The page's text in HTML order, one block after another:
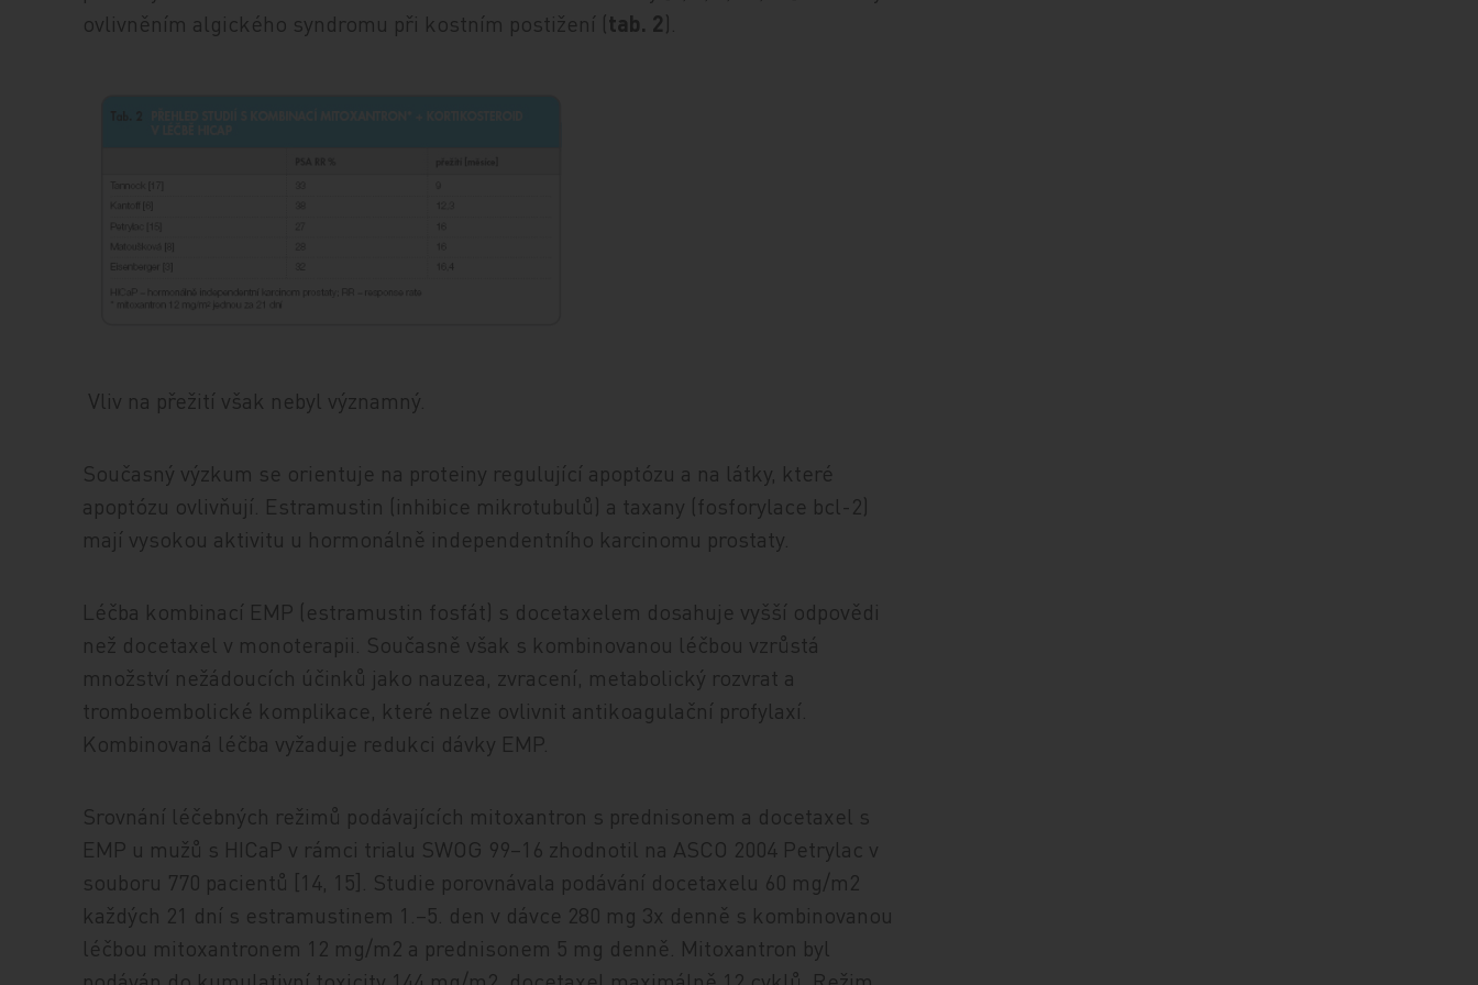
ovlivněním algického syndromu při kostním postižení (tab. 2).
Vliv na přežití však nebyl významný.
Současný výzkum se orientuje na proteiny regulující apoptózu a na látky, které
apoptózu ovlivňují. Estramustin (inhibice mikrotubulů) a taxany (fosforylace bcl-2)
mají vysokou aktivitu u hormonálně independentního karcinomu prostaty.
Léčba kombinací EMP (estramustin fosfát) s docetaxelem dosahuje vyšší odpovědi
než docetaxel v monoterapii. Současně však s kombinovanou léčbou vzrůstá
množství nežádoucích účinků jako nauzea, zvracení, metabolický rozvrat a
tromboembolické komplikace, které nelze ovlivnit antikoagulační profylaxí.
Kombinovaná léčba vyžaduje redukci dávky EMP.
Srovnání léčebných režimů podávajících mitoxantron s prednisonem a docetaxel s
EMP u mužů s HICaP v rámci trialu SWOG 99–16 zhodnotil na ASCO 2004 Petrylac v
souboru 770 pacientů [14, 15]. Studie porovnávala podávání docetaxelu 60 mg/m2
každých 21 dní s estramustinem 1.–5. den v dávce 280 mg 3x denně s kombinovanou
léčbou mitoxantronem 12 mg/m2 a prednisonem 5 mg denně. Mitoxantron byl